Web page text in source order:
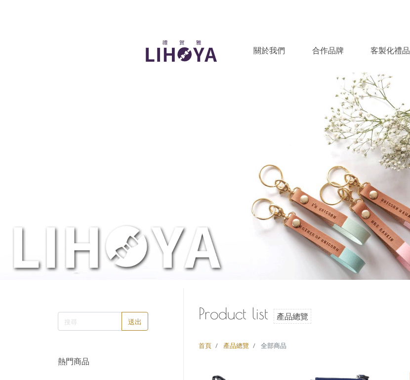
關於我們 合作品牌 客製化禮品
送出
熱門商品
Product list 產品總覽
首頁 產品總覽 全部商品